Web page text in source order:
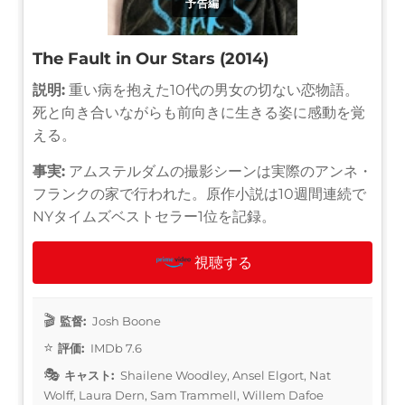
予告編
The Fault in Our Stars (2014)
説明: 重い病を抱えた10代の男女の切ない恋物語。
死と向き合いながらも前向きに生きる姿に感動を覚
える。
事実: アムステルダムの撮影シーンは実際のアンネ・
フランクの家で行われた。原作小説は10週間連続で
NYタイムズベストセラー1位を記録。
視聴する
監督: Josh Boone
評価: IMDb 7.6
キャスト: Shailene Woodley, Ansel Elgort, Nat
Wolff, Laura Dern, Sam Trammell, Willem Dafoe